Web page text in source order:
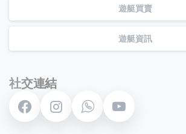
遊艇買賣
遊艇資訊
社交連結